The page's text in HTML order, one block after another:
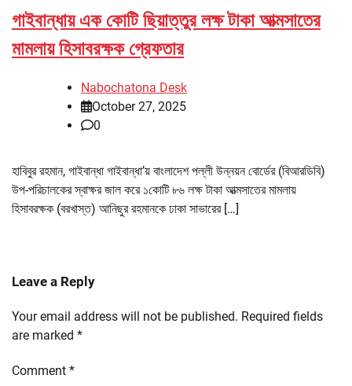
গাইবান্ধায় এক কোটি ছিয়াত্তুর লক্ষ টাকা আত্মসাতের
মামলায় হিসাবরক্ষক গ্রেফতার
Nabochatona Desk
October 27, 2025
0
হাবিবুর রহমান, গাইবান্ধা গাইবান্ধা’য় বাংলাদেশ পল্লী উন্নয়ন বোর্ডের (বিআরডিবি)
উপ-পরিচালকের স্বাক্ষর জাল করে ১কোটি ৮৬ লক্ষ টাকা আত্মসাতের মামলায়
হিসাবরক্ষক (বরখাস্ত) আনিছুর রহমানকে ঢাকা সাভারের […]
Leave a Reply
Your email address will not be published. Required fields
are marked *
Comment *